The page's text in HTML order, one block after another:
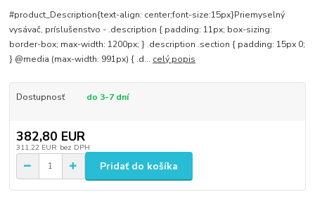
#product_Description{text-align: center;font-size:15px}Priemyselný
vysávač, príslušenstvo - .description { padding: 11px; box-sizing:
border-box; max-width: 1200px; } .description .section { padding: 15px 0;
} @media (max-width: 991px) { .d... celý popis
Dostupnosť do 3-7 dní
382,80 EUR
311,22 EUR bez DPH
Pridať do košíka